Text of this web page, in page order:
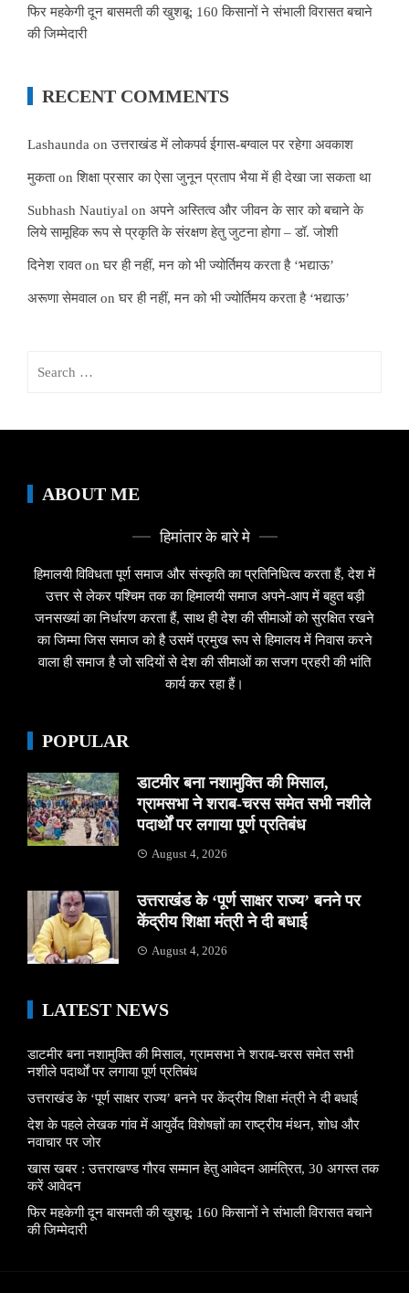
फिर महकेगी दून बासमती की खुशबू: 160 किसानों ने संभाली विरासत बचाने
की जिम्मेदारी
RECENT COMMENTS
Lashaunda onउत्तराखंड में लोकपर्व ईगास-बग्वाल पर रहेगा अवकाश
मुकताonशिक्षा प्रसार का ऐसा जुनून प्रताप भैया में ही देखा जा सकता था
Subhash Nautiyal on अपने अस्तित्व और जीवन के सार को बचाने के
लिये सामूहिक रूप से प्रकृति के संरक्षण हेतु जुटना होगा – डॉ. जोशी
दिनेश रावतonघर ही नहीं, मन को भी ज्योर्तिमय करता है ‘भद्याऊ’
अरूणा सेमवाल onघर ही नहीं, मन को भी ज्योर्तिमय करता है ‘भद्याऊ’
ABOUT ME
हिमांतार के बारे मे
हिमालयी विविधता पूर्ण समाज और संस्कृति का प्रतिनिधित्व करता हैं, देश में
उत्तर से लेकर पश्चिम तक का हिमालयी समाज अपने-आप में बहुत बड़ी
जनसख्यां का निर्धारण करता हैं, साथ ही देश की सीमाओं को सुरक्षित रखने
का जिम्मा जिस समाज को है उसमें प्रमुख रूप से हिमालय में निवास करने
वाला ही समाज है जो सदियों से देश की सीमाओं का सजग प्रहरी की भांति
कार्य कर रहा हैं।
POPULAR
डाटमीर बना नशामुक्ति की मिसाल,
ग्रामसभा ने शराब-चरस समेत सभी नशीले
पदार्थों पर लगाया पूर्ण प्रतिबंध
August 4, 2026
उत्तराखंड के ‘पूर्ण साक्षर राज्य’ बनने पर
केंद्रीय शिक्षा मंत्री ने दी बधाई
August 4, 2026
LATEST NEWS
डाटमीर बना नशामुक्ति की मिसाल, ग्रामसभा ने शराब-चरस समेत सभी
नशीले पदार्थों पर लगाया पूर्ण प्रतिबंध
उत्तराखंड के ‘पूर्ण साक्षर राज्य’ बनने पर केंद्रीय शिक्षा मंत्री ने दी बधाई
देश के पहले लेखक गांव में आयुर्वेद विशेषज्ञों का राष्ट्रीय मंथन, शोध और
नवाचार पर जोर
खास खबर : उत्तराखण्ड गौरव सम्मान हेतु आवेदन आमंत्रित, 30 अगस्त तक
करें आवेदन
फिर महकेगी दून बासमती की खुशबू: 160 किसानों ने संभाली विरासत बचाने
की जिम्मेदारी